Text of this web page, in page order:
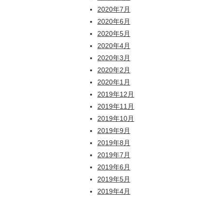
2020年7月
2020年6月
2020年5月
2020年4月
2020年3月
2020年2月
2020年1月
2019年12月
2019年11月
2019年10月
2019年9月
2019年8月
2019年7月
2019年6月
2019年5月
2019年4月